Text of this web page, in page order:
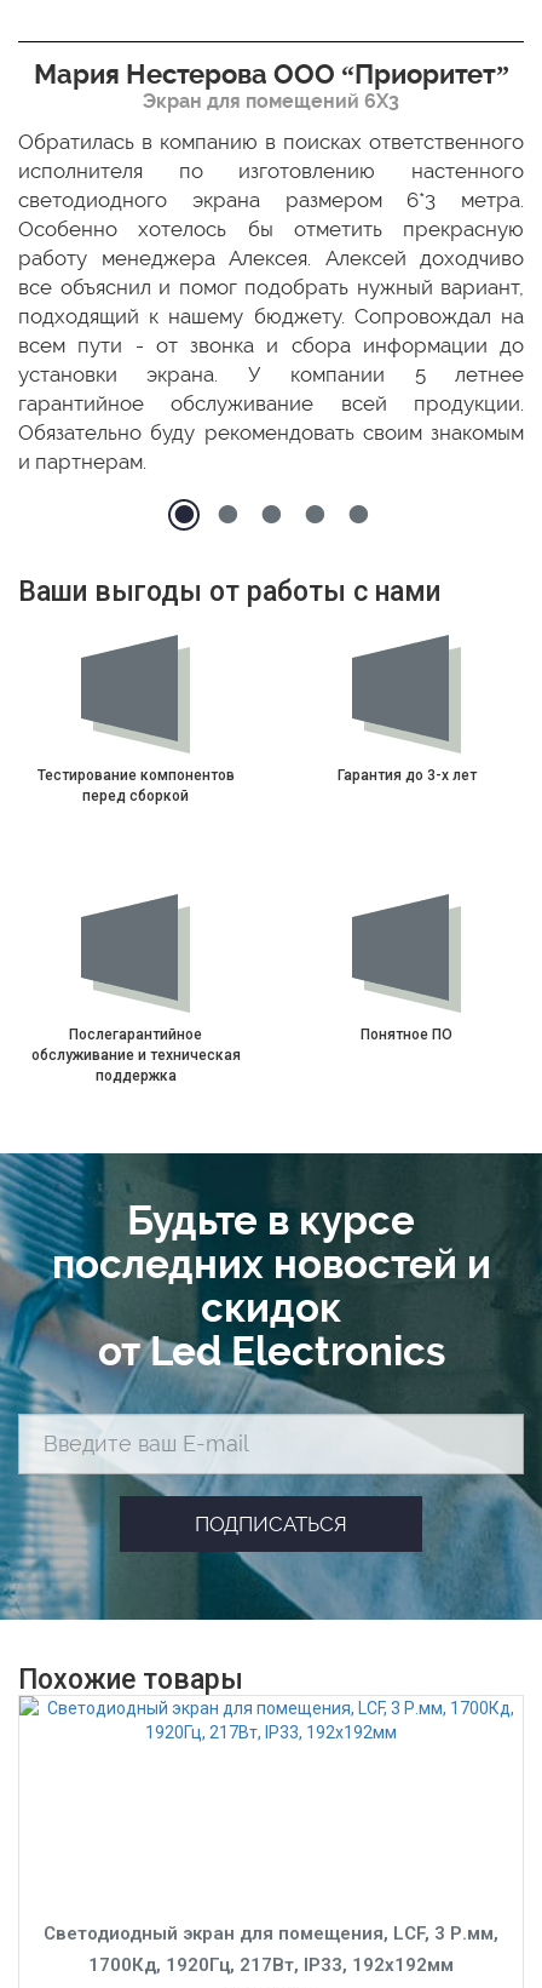
Мария Нестерова ООО “Приоритет”
Экран для помещений 6Х3
Обратилась в компанию в поисках ответственного
исполнителя по изготовлению настенного
светодиодного экрана размером 6*3 метра.
Особенно хотелось бы отметить прекрасную
работу менеджера Алексея. Алексей доходчиво
все объяснил и помог подобрать нужный вариант,
подходящий к нашему бюджету. Сопровождал на
всем пути - от звонка и сбора информации до
установки экрана. У компании 5 летнее
гарантийное обслуживание всей продукции.
Обязательно буду рекомендовать своим знакомым
и партнерам.
Ваши выгоды от работы с нами
Тестирование компонентов
перед сборкой
Гарантия до 3-х лет
Послегарантийное
обслуживание и техническая
поддержка
Понятное ПО
Будьте в курсе
последних новостей и
скидок
от Led Electronics
Похожие товары
Светодиодный экран для помещения, LCF, 3 Р.мм,
1700Кд, 1920Гц, 217Вт, IP33, 192x192мм